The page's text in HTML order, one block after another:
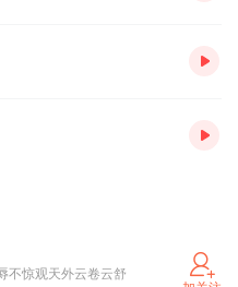
不惊观天外云卷云舒